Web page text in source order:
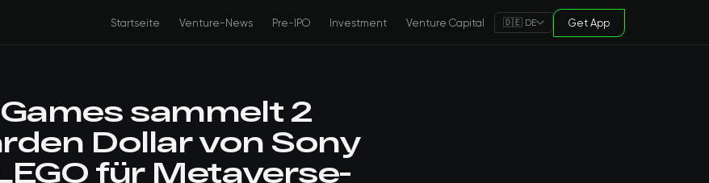
Startseite Venture-News Pre-IPO Investment Venture Capital 🇩🇪 DE Get App
sammelt 2
Dollar von Sony
für Metaverse-